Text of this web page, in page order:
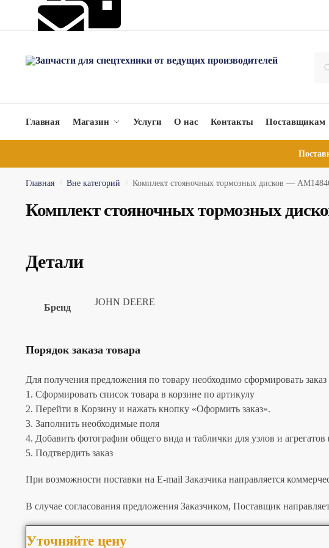
Главная Магазин Услуги О нас Контакты Поставщикам
Главная / Вне категорий / Комплект стояночных тормозных дисков —
Комплект стояночных тормозных
Детали
Бренд
JOHN DEERE
Порядок заказа товара
Для получения предложения по товару необходимо сформировать
1. Сформировать список товара в корзине по артикулу
2. Перейти в Корзину и нажать кнопку «Оформить заказ».
3. Заполнить необходимые поля
4. Добавить фотографии общего вида и таблички для узлов и
5. Подтвердить заказ
При возможности поставки на E-mail Заказчика направляется
В случае согласования предложения Заказчиком, Поставщик
Уточняйте цену